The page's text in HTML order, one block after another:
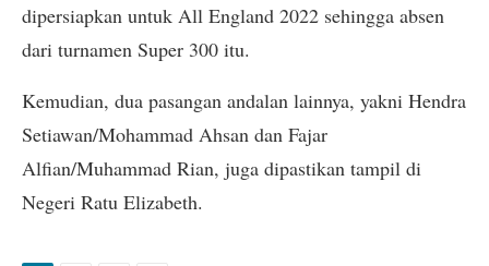
dipersiapkan untuk All England 2022 sehingga absen
dari turnamen Super 300 itu.
Kemudian, dua pasangan andalan lainnya, yakni Hendra
Setiawan/Mohammad Ahsan dan Fajar
Alfian/Muhammad Rian, juga dipastikan tampil di
Negeri Ratu Elizabeth.